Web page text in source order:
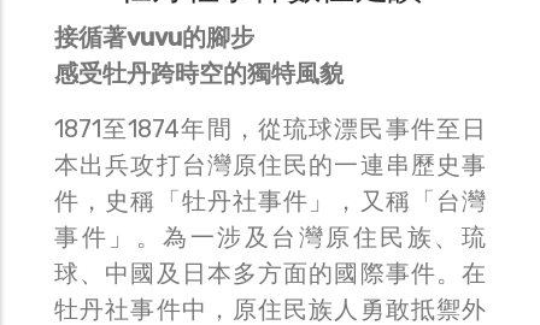
接循著vuvu的腳步
感受牡丹跨時空的獨特風貌
1871至1874年間，從琉球漂民事件至日
本出兵攻打台灣原住民的一連串歷史事
件，史稱「牡丹社事件」，又稱「台灣
事件」。為一涉及台灣原住民族、琉
球、中國及日本多方面的國際事件。在
牡丹社事件中，原住民族人勇敢抵禦外